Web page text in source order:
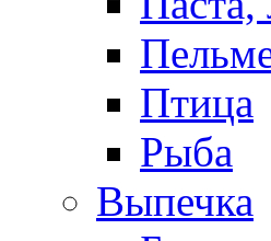
Птица
Рыба
Выпечка